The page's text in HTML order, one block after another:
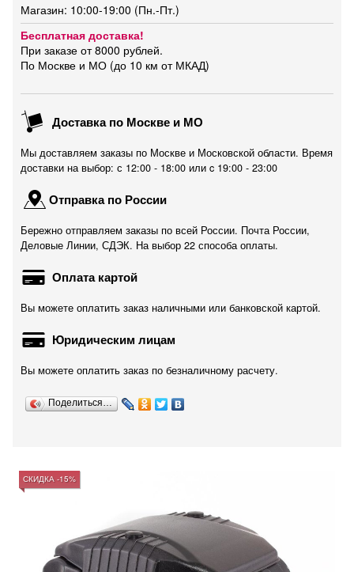
Магазин: 10:00-19:00 (Пн.-Пт.)
Бесплатная доставка!
При заказе от 8000 рублей.
По Москве и МО (до 10 км от МКАД)
Доставка по Москве и МО
Мы доставляем заказы по Москве и Московской области. Время
доставки на выбор: с 12:00 - 18:00 или c 19:00 - 23:00
Отправка по России
Бережно отправляем заказы по всей России. Почта России,
Деловые Линии, СДЭК. На выбор 22 способа оплаты.
Оплата картой
Вы можете оплатить заказ наличными или банковской картой.
Юридическим лицам
Вы можете оплатить заказ по безналичному расчету.
Поделиться…
СКИДКА -15%